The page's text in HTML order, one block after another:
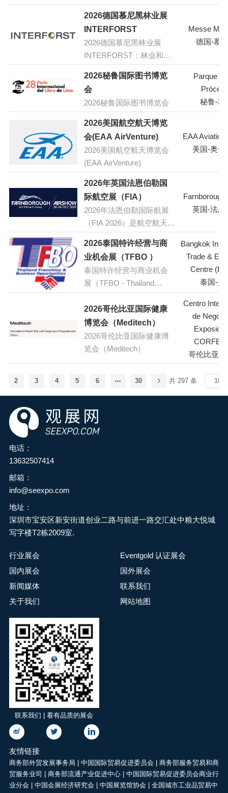
头也非常迅猛，随着居民
对食品添加剂的认可度提
高，以及健康保健意识逐
渐增强，天然绿色食品添
加剂成为未来发展的主
流。为加快河南省食品添
加剂和配料产业发展与科
技创新，有力地推动食品
工业产业领域高质量发
展，进一步加强我省食品
添加剂配料行业与食品工
业领域的交流与合作，提
升食品工业产业创新能力
和发展水平，全方位、多
途径开发绿色天然、营养
健康的食品配料，为消费
者提供放心、满意的健康
食品，不断满足人民美好
生活需要。经研究由河南
省食品科学技术学会、华
滔国际展览（北京）有限
公司联合主办的华滔·2026
配料博览会将于2026年5月
28-30日在郑州·中原国际博
览中心举办！诚邀中国食
品添加剂产业领域同仁共
襄盛举！让我们携手奋
进，共同推动中国食品添
技术交流、展示和贸易洽
谈的平台。 华滔·第二届郑
食品、饮品产业链上下
同领域业务需求而打造的
全渠道整合、高效交流一
站式采购平台。
2026德国慕尼黑林业展
INTERFORST
2026德国慕尼黑林业展
INTERFORST：林业和林
会，包括科学会议和特别
展览
Messe
德国-慕
2026秘鲁国际图书博览
会
2026秘鲁国际图书博览会
Parque
秘鲁-利
2026美国航空航天博览
会(EAA AirVenture)
2026美国航空航天博览会
(EAA AirVenture)
EAA Aviation
美国-奥什
2026年英国法恩伯勒国
际航空展（FIA）
2026年法恩伯勒国际航展
（FIA 2026）是航空航天和
于 2026 年 7 月 20 日至 24
日在英国汉普郡法恩伯勒
机场的法恩伯勒国际展览
和会议中心举办。这场为
航天、航空和防务行业的
重要舞台，每两年举办一
次，汇聚了来自全球的行
业领导者、创新者、供应
商和决策者。展会期间将
涵盖航空、航天、防务、
可持续性、未来飞行技术
静态展示也是其亮点之
Farnborough
英国-法恩
2026泰国特许经营与商
业机会展（TFBO ）
泰国特许经营与商业机会
展（TFBO - Thailand
Franchise & Business
Opportunity 2026）将于
2026年7月23日至26日在泰
国曼谷的曼谷国际贸易展
览中心（BITEC）隆重举
业机会贸易展，TFBO
2026将汇聚全球特许经营
品牌、投资者和行业专
家，展示涵盖餐饮、零
售、教育、健康与保健等
态。预计吸引超过12000名
为东盟市场的企业和投资
Bangkok
Trade &
Centre
泰国-曼
2026哥伦比亚国际健康
博览会（Meditech）
2026哥伦比亚国际健康博
览会（Meditech）
Centro
de
哥伦比亚-
2 3 4 5 6 30 共 297 条
电话：
13632507414
邮箱：
info@seexpo.com
地址：
深圳市宝安区新安街道创业二路与前进一路交汇处中粮大悦城
写字楼T2栋2009室.
行业展会
Eventgold 认证展会
国内展会
国外展会
新闻媒体
联系我们
关于我们
网站地图
联系我们 | 看有品质的展会
友情链接
商务部外贸发展事务局 中国国际贸易促进委员会
商务部服务贸易和商
贸服务业司
商务部流通产业促进中心
中国国际贸易促进委员会商业行
业分会
中国会展经济研究会 中国展览馆协会
全国城市工业品贸易中